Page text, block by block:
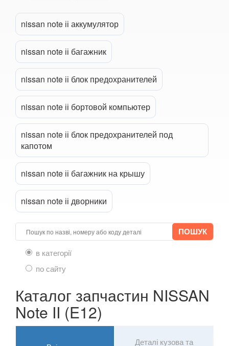
Murano (Z50)
Micra IV (K13)
Micra V (K14)
Note I (E11)
Note II (E12)
NV200 (M20)
Navara (D23M)
Pathfinder II (R50)
Patrol V (Y61)
Pixo (UA0)
Pulsar
Qashqai I (J10)
Qashqai II (J11)
Quest III (V42)
attach_fileПрикріпити файл
nissan note іі аккумулятор
nissan note іі багажник
nissan note іі блок предохранителей
nissan note іі бортовой компьютер
nissan note іі блок предохранителей под
капотом
nissan note іі багажник на крышу
nissan note іі дворники
в категорії
по сайту
Каталог запчастин NISSAN
Note II (E12)
Деталі кузова та